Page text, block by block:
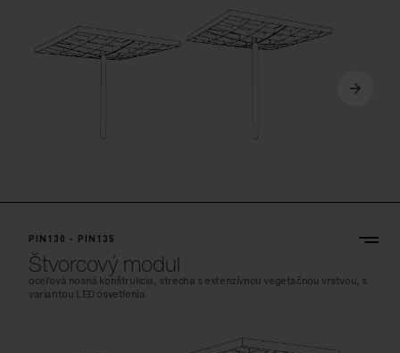
PIN130 - PIN135
Štvorcový modul
oceľová nosná konštrukcia, strecha s extenzívnou vegetačnou vrstvou, s
variantou LED osvetlenia